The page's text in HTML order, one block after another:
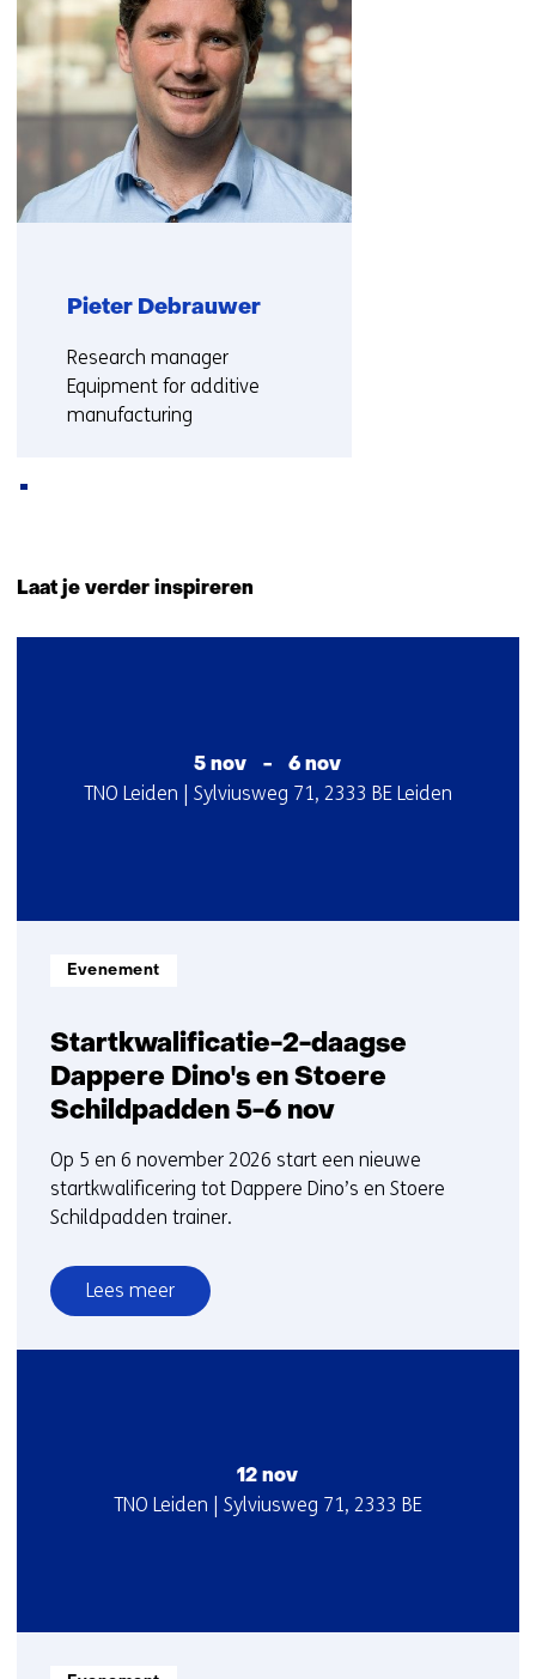
met
ons
op)
Pieter Debrauwer
Functie:
Research manager
Equipment for additive
manufacturing
(Neem
op)
Laat je verder inspireren
t/m
2
Startkwalificatie-2-daagse
Dappere Dino's en Stoere
Schildpadden 5-6 nov
Informatietype:
Evenement
Op 5 en 6 november 2026 start een nieuwe
startkwalificering tot Dappere Dino’s en Stoere
Schildpadden trainer.
Lees meer
over
Startkwalificatie-
Stoere
nov
Startdatum
5 nov - 6 nov
LocatieTNO Leiden | Sylviusweg 71, 2333 BE Leiden
Informatietype:
Startdatum
12 nov
TNO Leiden | Sylviusweg 71, 2333 BE